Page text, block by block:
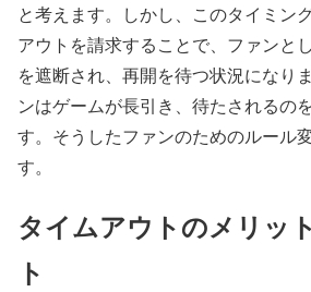
と考えます。しかし、このタイミン
アウトを請求することで、ファンと
を遮断され、再開を待つ状況になり
ンはゲームが長引き、待たされるの
す。そうしたファンのためのルール
す。
タイムアウトのメリッ
ト